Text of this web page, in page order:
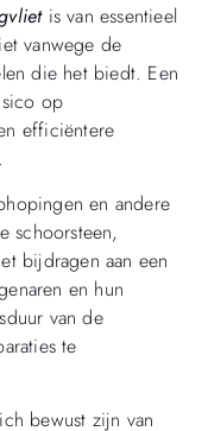
is van essentieel
vanwege de
die het biedt. Een
op
efficiëntere
en andere
schoorsteen,
bijdragen aan een
en hun
van de
te
bewust zijn van